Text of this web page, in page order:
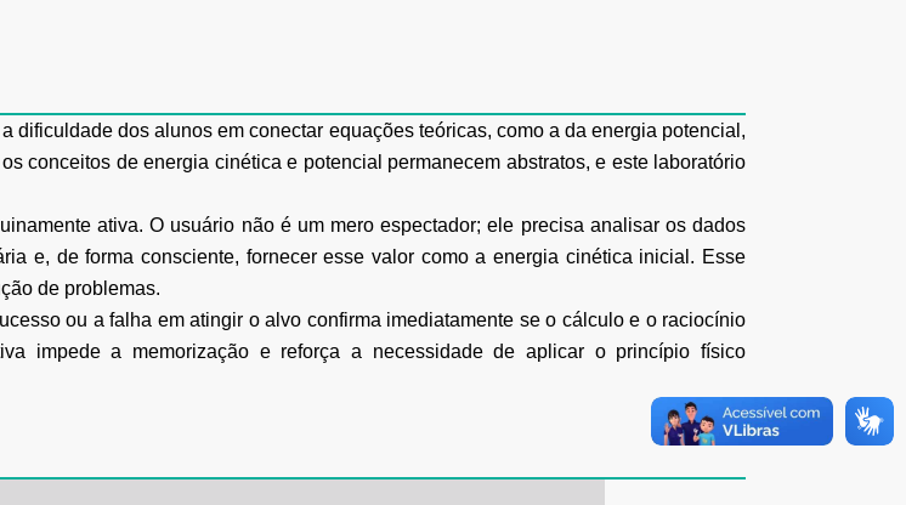
dificuldade dos alunos em conectar equações teóricas, como a da energia potencial,
conceitos de energia cinética e potencial permanecem abstratos, e este laboratório
ativa. O usuário não é um mero espectador; ele precisa analisar os dados
e, de forma consciente, fornecer esse valor como a energia cinética inicial. Esse
de problemas.
ou a falha em atingir o alvo confirma imediatamente se o cálculo e o raciocínio
impede a memorização e reforça a necessidade de aplicar o princípio físico